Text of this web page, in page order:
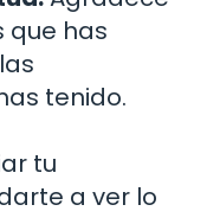
que has
tenido.
tu
a ver lo